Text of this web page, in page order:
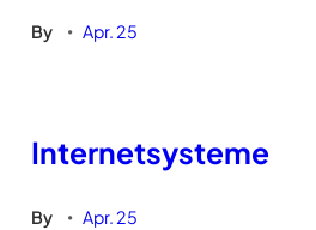
By • Apr. 25
Internetsysteme
By • Apr. 25